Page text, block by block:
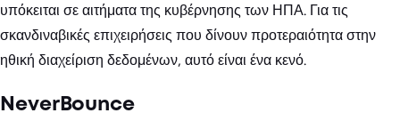
υπόκειται σε αιτήματα της κυβέρνησης των ΗΠΑ. Για τις
σκανδιναβικές επιχειρήσεις που δίνουν προτεραιότητα στην
ηθική διαχείριση δεδομένων, αυτό είναι ένα κενό.
NeverBounce